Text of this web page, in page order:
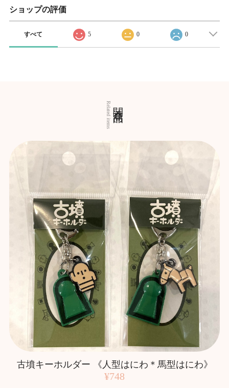
ショップの評価
すべて 5 0 0
Related items
古墳キーホルダー 《人型はにわ＊馬型はにわ》
¥748